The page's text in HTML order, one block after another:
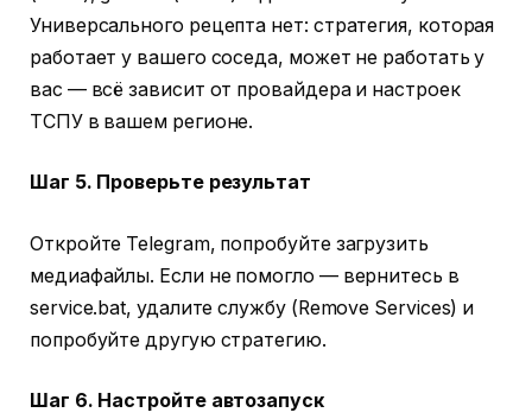
Универсального рецепта нет: стратегия, которая
работает у вашего соседа, может не работать у
вас — всё зависит от провайдера и настроек
ТСПУ в вашем регионе.
Шаг 5. Проверьте результат
Откройте Telegram, попробуйте загрузить
медиафайлы. Если не помогло — вернитесь в
service.bat, удалите службу (Remove Services) и
попробуйте другую стратегию.
Шаг 6. Настройте автозапуск